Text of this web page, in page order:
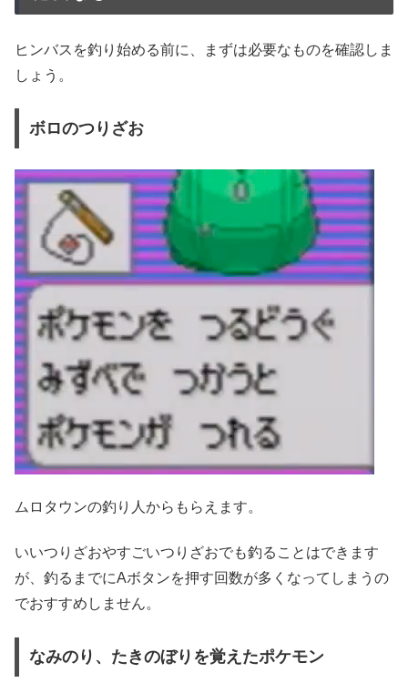
ヒンバスを釣り始める前に、まずは必要なものを確認しま
しょう。
ボロのつりざお
ムロタウンの釣り人からもらえます。
いいつりざおやすごいつりざおでも釣ることはできます
が、釣るまでにAボタンを押す回数が多くなってしまうの
でおすすめしません。
なみのり、たきのぼりを覚えたポケモン